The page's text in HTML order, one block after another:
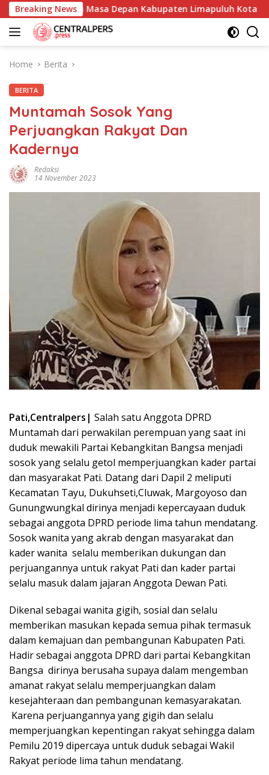
Skip
to
content
Breaking News
Demi Masa Depan Kabupaten Limapuluh Kota
Home Berita
BERITA
Muntamah Sosok Yang
Perjuangkan Rakyat Dan
Kadernya
Redaksi
14 November 2023
Pati,Centralpers| Salah satu Anggota DPRD
Muntamah dari perwakilan perempuan yang saat ini
duduk mewakili Partai Kebangkitan Bangsa menjadi
sosok yang selalu getol memperjuangkan kader partai
dan masyarakat Pati. Datang dari Dapil 2 meliputi
Kecamatan Tayu, Dukuhseti,Cluwak, Margoyoso dan
Gunungwungkal dirinya menjadi kepercayaan duduk
sebagai anggota DPRD periode lima tahun mendatang.
Sosok wanita yang akrab dengan masyarakat dan
kader wanita selalu memberikan dukungan dan
perjuangannya untuk rakyat Pati dan kader partai
selalu masuk dalam jajaran Anggota Dewan Pati.
Dikenal sebagai wanita gigih, sosial dan selalu
memberikan masukan kepada semua pihak termasuk
dalam kemajuan dan pembangunan Kabupaten Pati.
Hadir sebagai anggota DPRD dari partai Kebangkitan
Bangsa dirinya berusaha supaya dalam mengemban
amanat rakyat selalu memperjuangkan dalam
kesejahteraan dan pembangunan kemasyarakatan.
Karena perjuangannya yang gigih dan selalu
memperjuangkan kepentingan rakyat sehingga dalam
Pemilu 2019 dipercaya untuk duduk sebagai Wakil
Rakyat periode lima tahun mendatang.